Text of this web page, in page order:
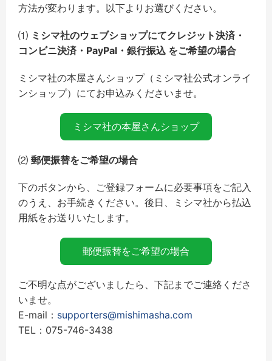
方法が変わります。以下よりお選びください。
⑴ ミシマ社のウェブショップにてクレジット決済・
コンビニ決済・PayPal・銀行振込 をご希望の場合
ミシマ社の本屋さんショップ（ミシマ社公式オンライ
ンショップ）にてお申込みくださいませ。
ミシマ社の本屋さんショップ
⑵ 郵便振替をご希望の場合
下のボタンから、ご登録フォームに必要事項をご記入
のうえ、お手続きください。後日、ミシマ社から払込
用紙をお送りいたします。
郵便振替をご希望の場合
ご不明な点がございましたら、下記までご連絡くださ
いませ。
E-mail： supporters@mishimasha.com
TEL：075-746-3438